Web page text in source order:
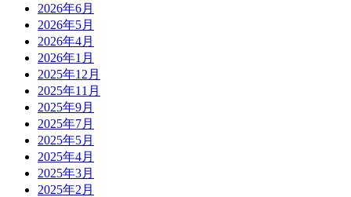
2026年6月
2026年5月
2026年4月
2026年1月
2025年12月
2025年11月
2025年9月
2025年7月
2025年5月
2025年4月
2025年3月
2025年2月